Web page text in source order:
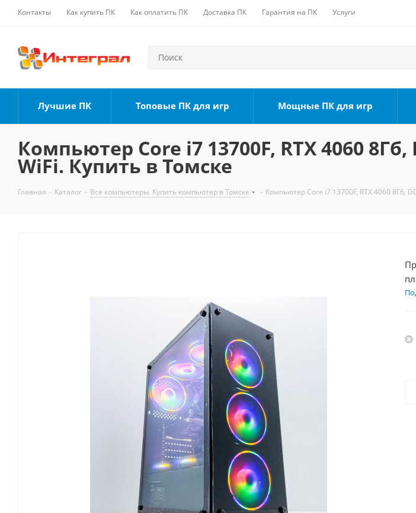
Контакты Как купить ПК Как оплатить ПК Доставка ПК Гарантия на ПК Услуги
Лучшие ПК Топовые ПК для игр Мощные ПК для игр
Компьютер Core i7 13700F, RTX 4060 8Гб,
WiFi. Купить в Томске
Главная - Каталог - Все компьютеры. Купить компьютер в Томске - Компьютер Core i7 13700F, RTX 4060 8Гб,